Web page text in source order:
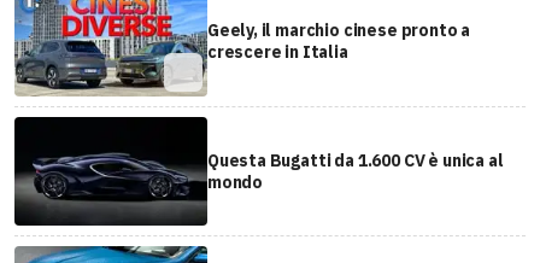
Geely, il marchio cinese pronto a
crescere in Italia
Questa Bugatti da 1.600 CV è unica al
mondo